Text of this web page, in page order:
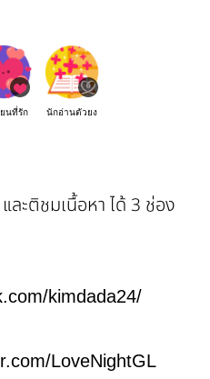
นที่รัก นักอ่านตัวยง
ะติชมเนื้อหา ได้ 3 ช่อง
kimdada24/
LoveNightGL